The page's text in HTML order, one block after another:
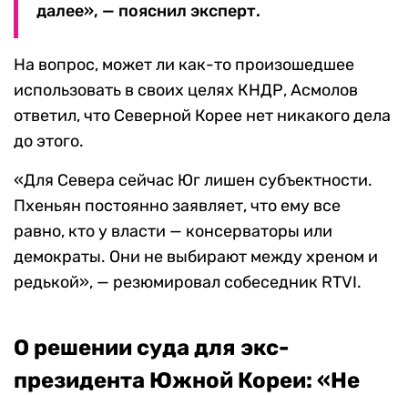
далее», — пояснил эксперт.
На вопрос, может ли как-то произошедшее
использовать в своих целях КНДР, Асмолов
ответил, что Северной Корее нет никакого дела
до этого.
«Для Севера сейчас Юг лишен субъектности.
Пхеньян постоянно заявляет, что ему все
равно, кто у власти — консерваторы или
демократы. Они не выбирают между хреном и
редькой», — резюмировал собеседник RTVI.
О решении суда для экс-
президента Южной Кореи: «Не